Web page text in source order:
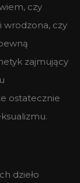
czy
wrodzona, czy
zajmujący
ostatecznie
dzieło